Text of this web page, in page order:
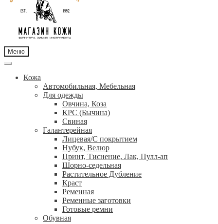
Меню
Кожа
Автомобильная, Мебельная
Для одежды
Овчина, Коза
КРС (Бычина)
Свиная
Галантерейная
Лицевая/С покрытием
Нубук, Велюр
Принт, Тиснение, Лак, Пулл-ап
Шорно-седельная
Растительное Дубление
Краст
Ременная
Ременные заготовки
Готовые ремни
Обувная